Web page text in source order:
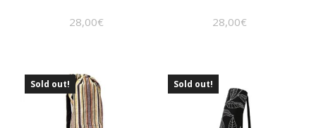
28,00€ 28,00€
Sold out! Sold out!